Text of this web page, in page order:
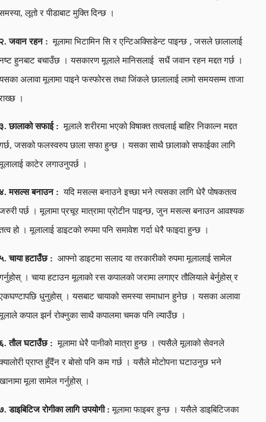
लूतो र पीडाबाट मुक्ति दिन्छ ।
जवान रहन : मूलामा भिटामिन सि र एन्टिअक्सिडेन्ट पाइन्छ , जसले छालालाई
हुनबाट बचाउँछ । यसकारण मूलाले मानिसलाई सधैं जवान रहन मद्दत गर्छ ।
अलावा मूलामा पाइने फस्फोरस तथा जिंकले छालालाई लामो समयसम्म ताजा
।
छालाको सफाई : मूलाले शरीरमा भएको विषाक्त तत्वलाई बाहिर निकाल्न मद्दत
जसको फलस्वरुप छाला सफा हुन्छ । यसका साथै छालाको सफाईका लागि
काटेर लगाउनुपर्छ ।
मसल्स बनाउन : यदि मसल्स बनाउने इच्छा भने त्यसका लागि धेरै पोषकतत्व
पर्छ । मूलामा प्रचूर मात्रामा प्रोटीन पाइन्छ, जुन मसल्स बनाउन आवश्यक
हो । मूलालाई डाइटको रुपमा पनि समावेश गर्दा धेरै फाइदा हुन्छ ।
चाया हटाउँछ : आफ्नो डाइटमा सलाद या तरकारीको रुपमा मूलालाई सामेल
। चाया हटाउन मूलाको रस कपालको जरामा लगाएर तौलियाले बेर्नुहोस् र
धुनुहोस् । यसबाट चायाको समस्या समाधान हुनेछ । यसका अलावा
कपाल झर्न रोक्नुका साथै कपालमा चमक पनि ल्याउँछ ।
तौल घटाउँछ : मूलामा धेरै पानीको मात्रा हुन्छ । त्यसैले मूलाको सेवनले
प्राप्त हुँदैंन र बोसो पनि कम गर्छ । यसैले मोटोपना घटाउनुछ भने
मूला सामेल गर्नुहोस् ।
डाइबिटिज रोगीका लागि उपयोगी : मूलामा फाइबर हुन्छ । यसैले डाइबिटिजका